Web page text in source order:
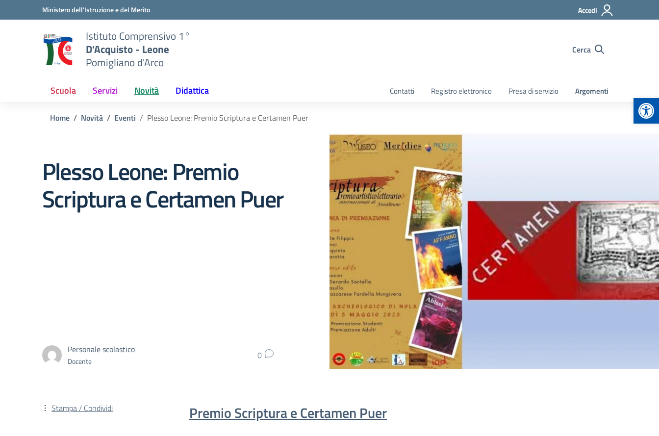
Vai ai contenuti
Vai al menu di navigazioneMinistero dell'Istruzione e del Merito Accedi
Istituto Comprensivo 1°
D'Acquisto - Leone
Pomigliano d'Arco
Cerca
Scuola Servizi Novità Didattica Contatti Registro elettronico Presa di servizio Argomenti
Home Novità Eventi Plesso Leone: Premio Scriptura e Certamen Puer
Plesso Leone: Premio
Scriptura e Certamen Puer
Personale scolastico
Docente 0
Premio Scriptura e Certamen Puer
Stampa / Condividi